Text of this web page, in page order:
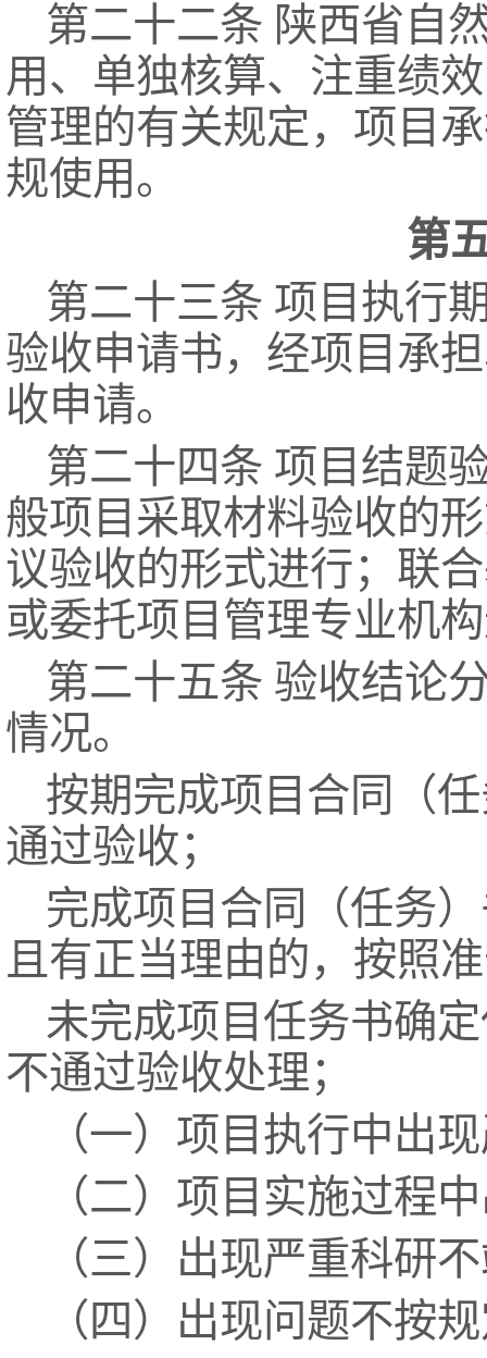
第二十二条 陕西省自
用、单独核算、注重绩
管理的有关规定，项目
规使用。
第
第二十三条 项目执行
验收申请书，经项目承
收申请。
第二十四条 项目结题
般项目采取材料验收的
议验收的形式进行；联
或委托项目管理专业机
第二十五条 验收结论
情况。
按期完成项目合同（
通过验收；
完成项目合同（任务
且有正当理由的，按照
未完成项目任务书确
不通过验收处理；
（一）项目执行中出
（二）项目实施过程
（三）出现严重科研
（四）出现问题不按